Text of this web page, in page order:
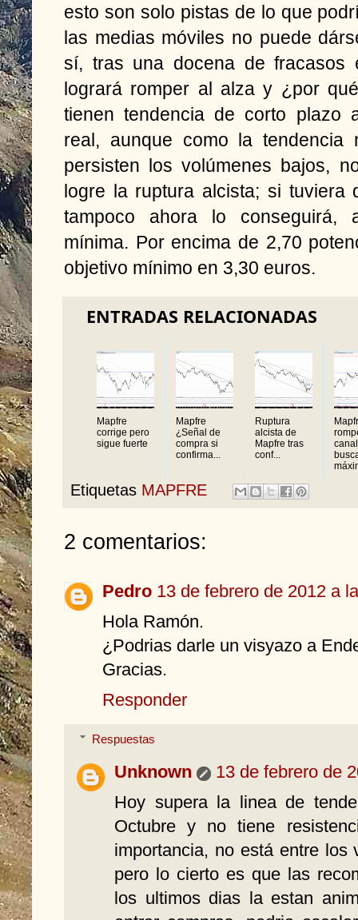
esto son solo pistas de lo que
las medias móviles no puede
sí, tras una docena de fracasos
logrará romper al alza y ¿por
tienen tendencia de corto plazo
real, aunque como la
persisten los volúmenes bajos,
logre la ruptura alcista; si tuviera
tampoco ahora lo conseguirá,
mínima. Por encima de 2,70
objetivo mínimo en 3,30 euros.
ENTRADAS RELACIONADAS
Mapfre
corrige pero
sigue fuerte
Mapfre
¿Señal de
compra si
confirma...
Ruptura
alcista de
Mapfre tras
conf...
Etiquetas MAPFRE
2 comentarios:
Pedro 13 de febrero de 2012 a
Hola Ramón.
¿Podrias darle un visyazo a
Gracias.
Responder
Respuestas
Unknown
13 de febrero de
Hoy supera la linea de
Octubre y no tiene
importancia, no está entre los
pero lo cierto es que las
los ultimos dias la estan